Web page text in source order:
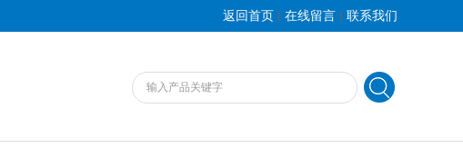
返回首页 | 在线留言 | 联系我们